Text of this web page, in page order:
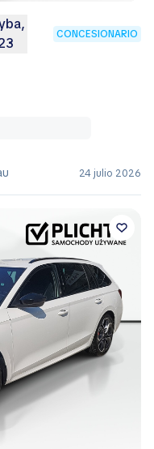
CONCESIONARIO
24 julio 2026